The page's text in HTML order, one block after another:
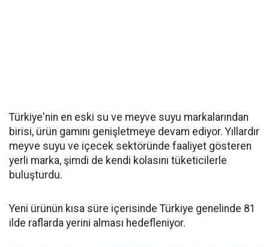
Türkiye'nin en eski su ve meyve suyu markalarından
birisi, ürün gamını genişletmeye devam ediyor. Yıllardır
meyve suyu ve içecek sektöründe faaliyet gösteren
yerli marka, şimdi de kendi kolasını tüketicilerle
buluşturdu.
Yeni ürünün kısa süre içerisinde Türkiye genelinde 81
ilde raflarda yerini alması hedefleniyor.